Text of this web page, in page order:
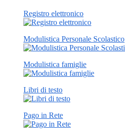
Registro elettronico
Modulistica Personale Scolastico
Modulistica famiglie
Libri di testo
Pago in Rete